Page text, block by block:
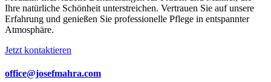
Ihre natürliche Schönheit unterstreichen. Vertrauen Sie auf unsere
Erfahrung und genießen Sie professionelle Pflege in entspannter
Atmosphäre.
Jetzt kontaktieren
office@josefmahra.com